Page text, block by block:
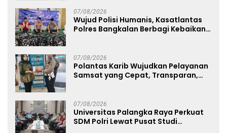
07/08/2026
Wujud Polisi Humanis, Kasatlantas
Polres Bangkalan Berbagi Kebaikan
07/08/2026
Polantas Karib Wujudkan Pelayanan
Samsat yang Cepat, Transparan,
07/08/2026
Universitas Palangka Raya Perkuat
SDM Polri Lewat Pusat Studi